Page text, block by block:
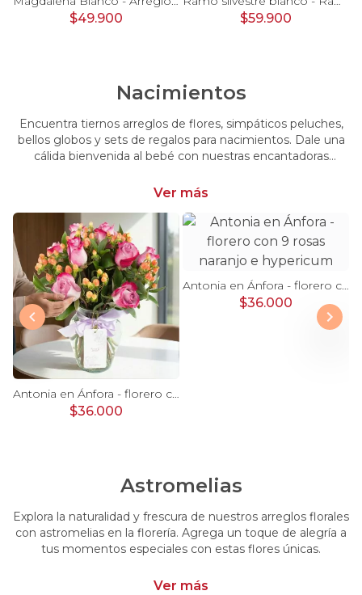
$49.900 $59.900
Nacimientos
Encuentra tiernos arreglos de flores, simpáticos peluches,
bellos globos y sets de regalos para nacimientos. Dale una
cálida bienvenida al bebé con nuestras encantadoras
especial.
Ver más
Antonia en Ánfora - florero con 9 rosas lila e hypericum
$36.000
Antonia en Ánfora - florero con 9 rosas naranjo e hypericum
$36.000
Astromelias
Explora la naturalidad y frescura de nuestros arreglos florales
con astromelias en la florería. Agrega un toque de alegría a
tus momentos especiales con estas flores únicas.
Ver más